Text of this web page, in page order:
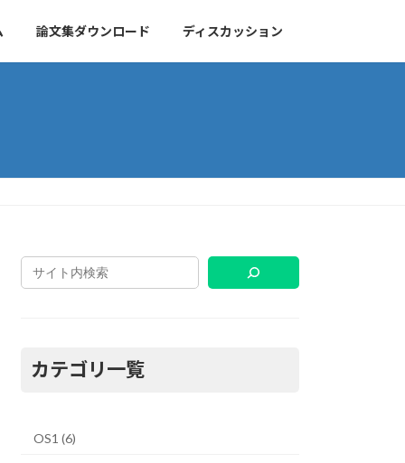
論文集ダウンロード ディスカッション
カテゴリ一覧
OS1 (6)